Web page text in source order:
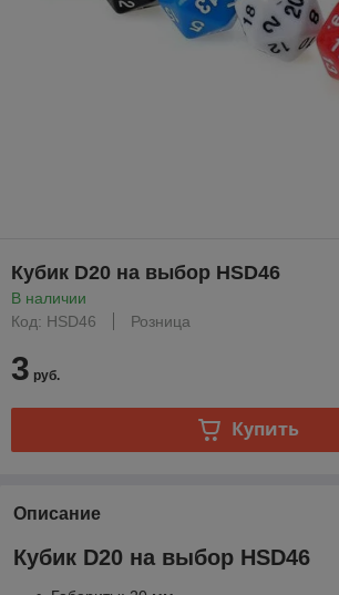
Кубик D20 на выбор HSD46
В наличии
Код: HSD46
Розница
3 руб.
Купить
Описание
Кубик D20 на выбор HSD46